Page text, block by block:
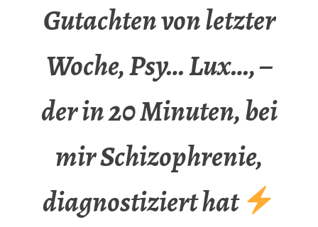
Gutachten von letzter
Woche, Psy… Lux…, –
der in 20 Minuten, bei
mir Schizophrenie,
diagnostiziert hat